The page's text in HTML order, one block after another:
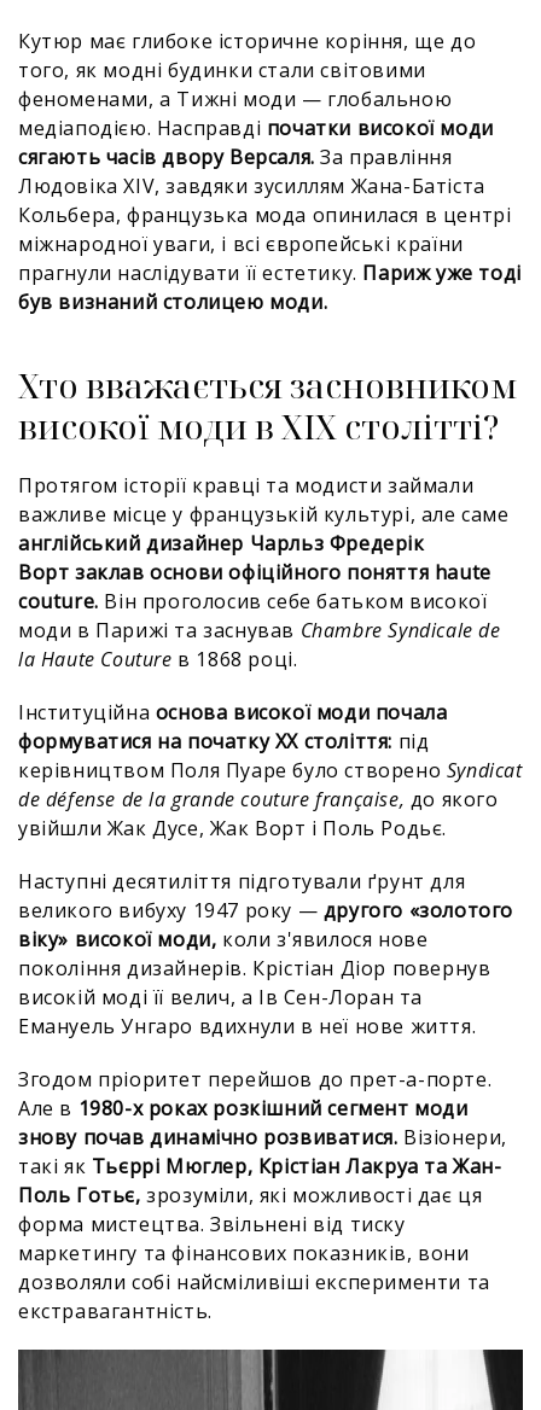
Кутюр має глибоке історичне коріння, ще до
того, як модні будинки стали світовими
феноменами, а Тижні моди — глобальною
медіаподією. Насправді початки високої моди
сягають часів двору Версаля.За правління
Людовіка XIV, завдяки зусиллям Жана-Батіста
Кольбера, французька мода опинилася в центрі
міжнародної уваги, і всі європейські країни
прагнули наслідувати її естетику. Париж уже тоді
був визнаний столицею моди.
Хто вважається засновником
високої моди в XIX столітті?
Протягом історії кравці та модисти займали
важливе місце у французькій культурі, але саме
англійський дизайнер Чарльз Фредерік
Ворт заклав основи офіційного поняття haute
couture. Він проголосив себе батьком високої
моди в Парижі та заснував Chambre Syndicale de
la Haute Couture в 1868 році.
Інституційна основа високої моди почала
формуватися на початку XX століття: під
керівництвом Поля Пуаре було створено Syndicat
de défense de la grande couture française, до якого
увійшли Жак Дусе, Жак Ворт і Поль Родьє.
Наступні десятиліття підготували ґрунт для
великого вибуху 1947 року — другого «золотого
віку» високої моди, коли з'явилося нове
покоління дизайнерів. Крістіан Діор повернув
високій моді її велич, а Ів Сен-Лоран та
Емануель Унгаро вдихнули в неї нове життя.
Згодом пріоритет перейшов до прет-а-порте.
Але в 1980-х роках розкішний сегмент моди
знову почав динамічно розвиватися. Візіонери,
такі як Тьєррі Мюглер, Крістіан Лакруа та Жан-
Поль Готьє, зрозуміли, які можливості дає ця
форма мистецтва. Звільнені від тиску
маркетингу та фінансових показників, вони
дозволяли собі найсміливіші експерименти та
екстравагантність.